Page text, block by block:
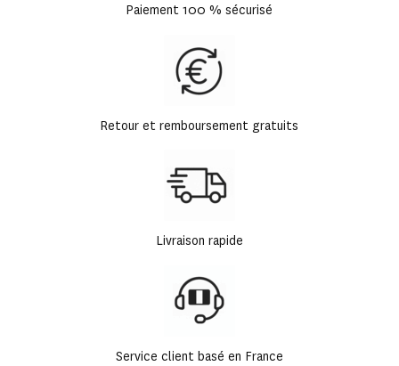
Paiement 100 % sécurisé
Retour et remboursement gratuits
Livraison rapide
Service client basé en France